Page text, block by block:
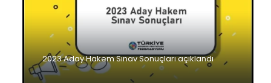
2023 Aday Hakem Sınav Sonuçları açıklandı